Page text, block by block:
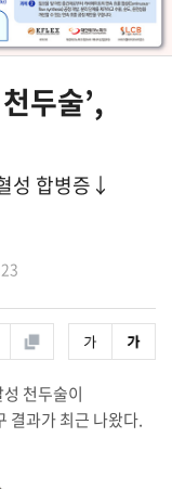
두술’,
성 합병증↓
천두술이
결과가 최근 나왔다.